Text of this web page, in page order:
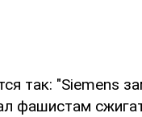
так: "Siemens
фашистам